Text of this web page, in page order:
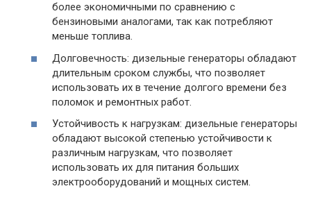
более экономичными по сравнению с
бензиновыми аналогами, так как потребляют
меньше топлива.
Долговечность: дизельные генераторы обладают
длительным сроком службы, что позволяет
использовать их в течение долгого времени без
поломок и ремонтных работ.
Устойчивость к нагрузкам: дизельные генераторы
обладают высокой степенью устойчивости к
различным нагрузкам, что позволяет
использовать их для питания больших
электрооборудований и мощных систем.